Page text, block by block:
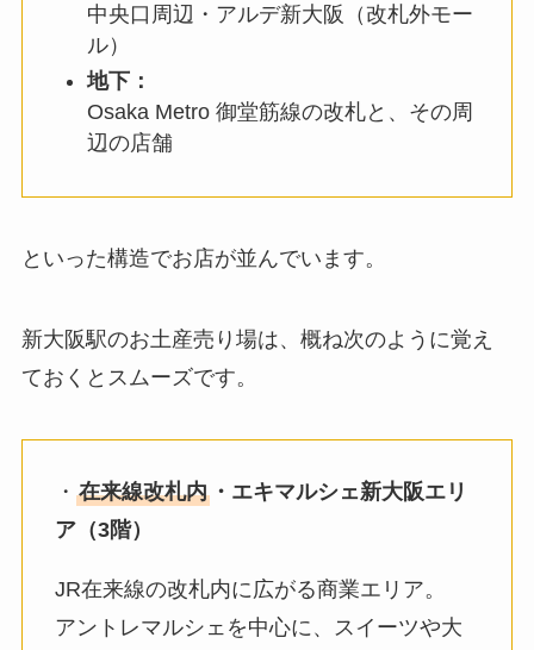
中央口周辺・アルデ新大阪（改札外モー
ル）
地下：
Osaka Metro 御堂筋線の改札と、その周
辺の店舗
といった構造でお店が並んでいます。
新大阪駅のお土産売り場は、概ね次のように覚え
ておくとスムーズです。
・ 在来線改札内・エキマルシェ新大阪エリ
ア（3階）
JR在来線の改札内に広がる商業エリア。
アントレマルシェを中心に、スイーツや大